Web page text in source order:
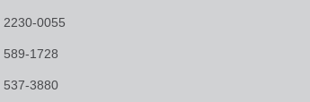
2230-0055
589-1728
537-3880